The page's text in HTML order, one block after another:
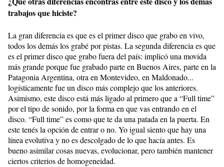
trabajos que hiciste?
La gran diferencia es que es el primer disco que grabo en vivo,
todos los demás los grabé por pistas. La segunda diferencia es que
es el primer disco que grabo fuera del país: implicó una movida
más grande porque fue grabado parte en Buenos Aires, parte en la
Patagonia Argentina, otra en Montevideo, en Maldonado...
logísticamente fue un disco más complejo que los anteriores.
Asimismo, este disco está más ligado al primero que a “Full time”
por el tipo de sonido, por la forma en que vas entrando en el
disco. “Full time” es como que te da una patada en la puerta. En
este tenés la opción de entrar o no. Yo igual siento que hay una
línea evolutiva y no es descolgado de lo que hacía antes. Es
bueno asimilar cosas nuevas, evolucionar, pero también mantener
ciertos criterios de homogeneidad.